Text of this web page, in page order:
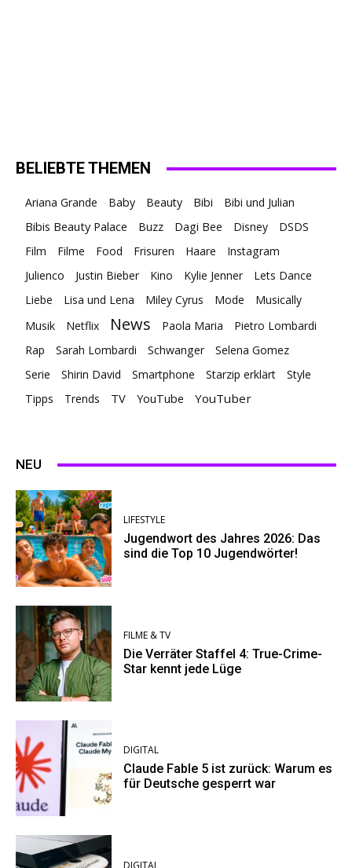
BELIEBTE THEMEN
Ariana Grande Baby Beauty Bibi Bibi und Julian
Bibis Beauty Palace Buzz Dagi Bee Disney
DSDS
Film
Filme Food Frisuren Haare
Instagram
Julienco
Justin Bieber Kino Kylie Jenner
Lets Dance
Liebe
Lisa und Lena Miley Cyrus Mode
Musically
Musik
Netflix News Paola Maria
Pietro Lombardi
Rap
Sarah Lombardi Schwanger
Selena Gomez
Serie
Shirin David Smartphone Starzip erklärt
Style
Tipps
Trends TV YouTube YouTuber
NEU
LIFESTYLE
Jugendwort des Jahres 2026: Das
sind die Top 10 Jugendwörter!
FILME & TV
Die Verräter Staffel 4: True-Crime-
Star kennt jede Lüge
DIGITAL
Claude Fable 5 ist zurück: Warum es
für Deutsche gesperrt war
DIGITAL